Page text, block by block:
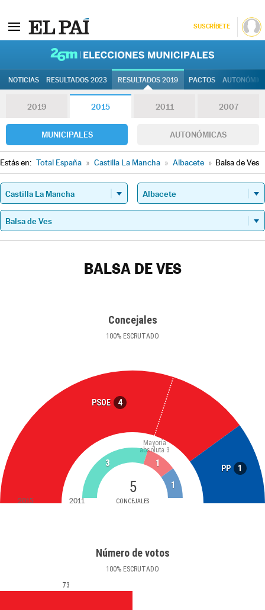
SUSCRÍBETE
NOTICIAS RESULTADOS 2023 RESULTADOS 2019 PACTOS
2019 2015 2011 2007
MUNICIPALES AUTONÓMICAS
Estás en: Total España » Castilla La Mancha » Albacete » Balsa de Ves
BALSA DE VES
Concejales
100% ESCRUTADO
PSOE 4
PP 1
5
CONCEJALES
Mayoría
absoluta 3
3 1
1
2015 2011
Número de votos
100% ESCRUTADO
73